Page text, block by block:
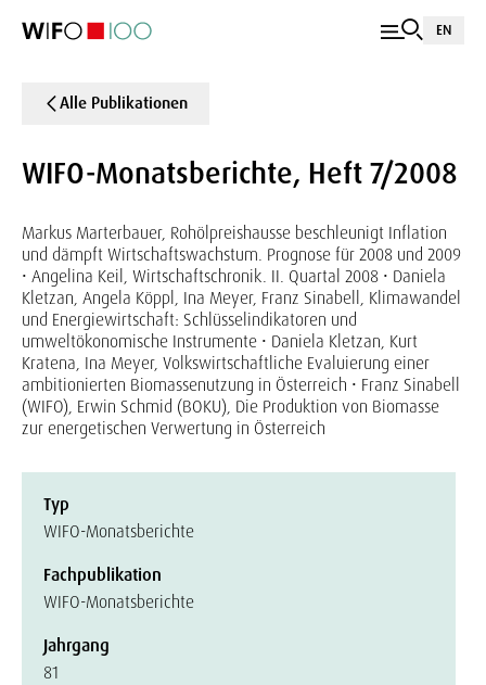
EN
Alle Publikationen
WIFO-Monatsberichte, Heft 7/2008
Markus Marterbauer, Rohölpreishausse beschleunigt Inflation
und dämpft Wirtschaftswachstum. Prognose für 2008 und 2009
• Angelina Keil, Wirtschaftschronik. II. Quartal 2008 • Daniela
Kletzan, Angela Köppl, Ina Meyer, Franz Sinabell, Klimawandel
und Energiewirtschaft: Schlüsselindikatoren und
umweltökonomische Instrumente • Daniela Kletzan, Kurt
Kratena, Ina Meyer, Volkswirtschaftliche Evaluierung einer
ambitionierten Biomassenutzung in Österreich • Franz Sinabell
(WIFO), Erwin Schmid (BOKU), Die Produktion von Biomasse
zur energetischen Verwertung in Österreich
Typ
WIFO-Monatsberichte
Fachpublikation
WIFO-Monatsberichte
Jahrgang
81